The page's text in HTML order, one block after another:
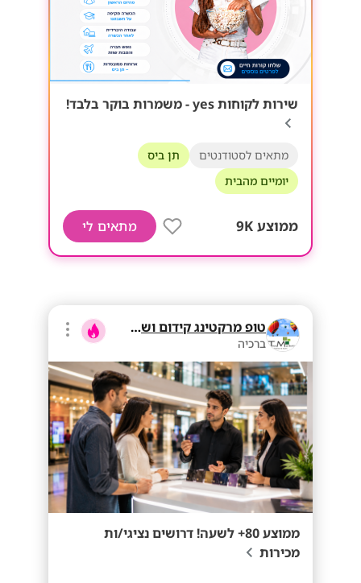
שירות לקוחות yes - משמרות בוקר בלבד!
מתאים לסטודנטים
תן ביס
יומיים מהבית
ממוצע 9K מתאים לי
טופ מרקטינג קידום ושיווק בע"מ
ברכיה
ממוצע 80+ לשעה! דרושים נציגי/ות
מכירות